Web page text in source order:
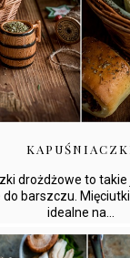
drożdżowe to
do barszczu.
idealne na...